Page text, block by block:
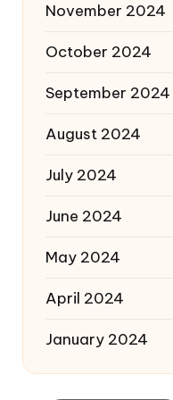
November 2024
October 2024
September 2024
August 2024
July 2024
June 2024
May 2024
April 2024
January 2024